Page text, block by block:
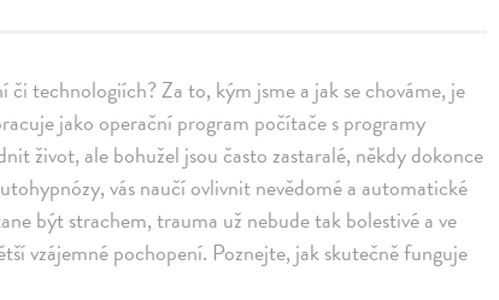
či technologiích? Za to, kým jsme a jak se chováme, je
jako operační program počítače s programy
život, ale bohužel jsou často zastaralé, někdy dokonce
vás naučí ovlivnit nevědomé a automatické
být strachem, trauma už nebude tak bolestivé a ve
vzájemné pochopení. Poznejte, jak skutečně funguje